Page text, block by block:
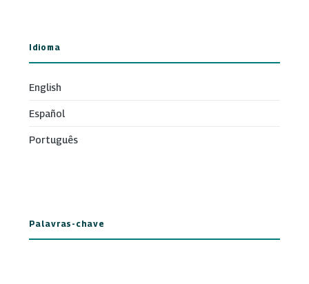
Idioma
English
Español
Português
Palavras-chave